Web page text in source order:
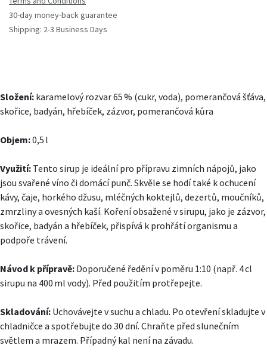
30-day money-back guarantee
Shipping: 2-3 Business Days
Složení: karamelový rozvar 65 % (cukr, voda), pomerančová šťáva,
skořice, badyán, hřebíček, zázvor, pomerančová kůra
Objem:0,5 l
Využití: Tento sirup je ideální pro přípravu zimních nápojů, jako
jsou svařené víno či domácí punč. Skvěle se hodí také k ochucení
kávy, čaje, horkého džusu, mléčných koktejlů, dezertů, moučníků,
zmrzliny a ovesných kaší. Koření obsažené v sirupu, jako je zázvor,
skořice, badyán a hřebíček, přispívá k prohřátí organismu a
podpoře trávení.
Návod k přípravě: Doporučené ředění v poměru 1:10 (např. 4 cl
sirupu na 400 ml vody). Před použitím protřepejte.
Skladování: Uchovávejte v suchu a chladu. Po otevření skladujte v
chladničce a spotřebujte do 30 dní. Chraňte před slunečním
světlem a mrazem. Případný kal není na závadu.